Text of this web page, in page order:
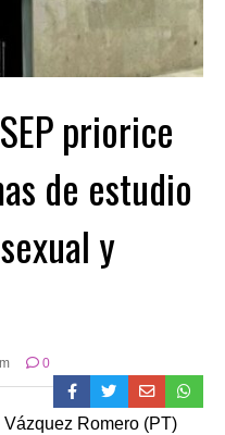
priorice
de estudio
y
0
Romero (PT)